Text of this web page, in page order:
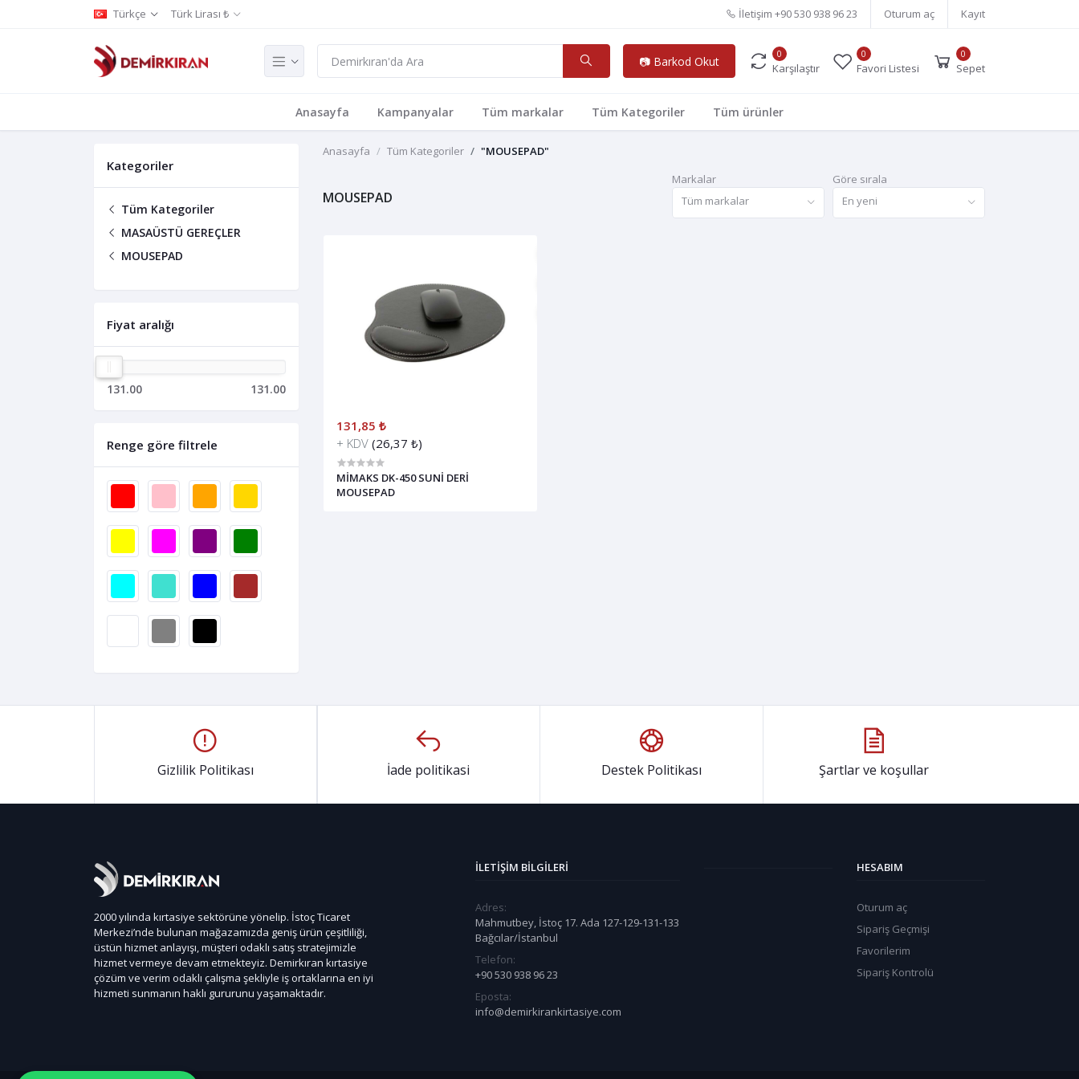
Türkçe Türk Lirası ₺ İletişim +90 530 938 96 23 Oturum aç Kayıt
📷 Barkod Okut 0
Karşılaştır
0
Favori Listesi
0
Sepet
Anasayfa Kampanyalar Tüm markalar Tüm Kategoriler Tüm ürünler
Kategoriler
Tüm Kategoriler
MASAÜSTÜ GEREÇLER
MOUSEPAD
Fiyat aralığı
131.00 131.00
Renge göre filtrele
Anasayfa Tüm Kategoriler "MOUSEPAD"
MOUSEPAD
Markalar
Tüm markalar
Göre sırala
En yeni
131,85 ₺
+ KDV (26,37 ₺)
MİMAKS DK-450 SUNİ DERİ
MOUSEPAD
Gizlilik Politikası İade politikasi Destek Politikası Şartlar ve koşullar
2000 yılında kırtasiye sektörüne yönelip. İstoç Ticaret
Merkezi’nde bulunan mağazamızda geniş ürün çeşitliliği,
üstün hizmet anlayışı, müşteri odaklı satış stratejimizle
hizmet vermeye devam etmekteyiz. Demirkıran kırtasiye
çözüm ve verim odaklı çalışma şekliyle iş ortaklarına en iyi
hizmeti sunmanın haklı gururunu yaşamaktadır.
İLETIŞIM BILGILERI
Adres:
Mahmutbey, İstoç 17. Ada 127-129-131-133
Bağcılar/İstanbul
Telefon:
+90 530 938 96 23
Eposta:
info@demirkirankirtasiye.com
HESABIM
Oturum aç
Sipariş Geçmişi
Favorilerim
Sipariş Kontrolü